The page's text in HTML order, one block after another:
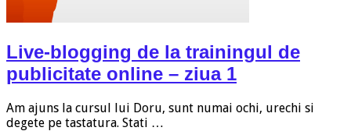
Live-blogging de la trainingul de
publicitate online – ziua 1
Am ajuns la cursul lui Doru, sunt numai ochi, urechi si
degete pe tastatura. Stati …